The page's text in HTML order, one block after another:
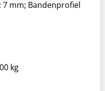
mm; Bandenprofiel
kg